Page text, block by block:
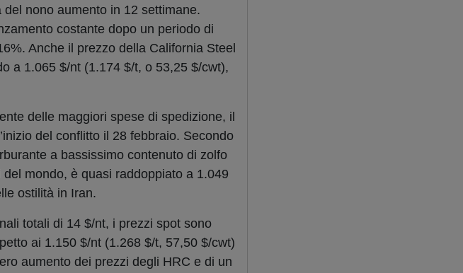
nono aumento in 12 settimane.
costante dopo un periodo di
Anche il prezzo della California Steel
a 1.065 $/nt (1.174 $/t, o 53,25 $/cwt),
delle maggiori spese di spedizione, il
del conflitto il 28 febbraio. Secondo
a bassissimo contenuto di zolfo
mondo, è quasi raddoppiato a 1.049
ostilità in Iran.
totali di 14 $/nt, i prezzi spot sono
ai 1.150 $/nt (1.268 $/t, 57,50 $/cwt)
aumento dei prezzi degli HRC e di un